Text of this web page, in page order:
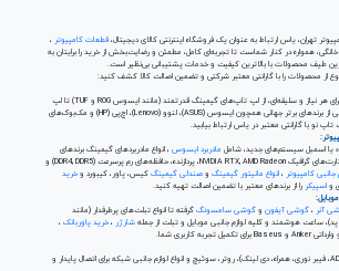
قطعات کامپیوتر
و لوازم جانبی، لوازم خانگی، همواره در کنار شماست تا تجربه‌ای کامل، مطمئن و رضایت‌بخش از خرید را برایتان به
طیف محصولات با بالاترین کیفیت و خدمات پشتیبانی بی‌نظیر است.
از محصولات را با گارانتی معتبر شرکتی و تضمین اصالت کالا کشف کنید:
برای هر نیاز و سلیقه‌ای، از لپ تاپ‌های گیمینگ قدرتمند (مانند ایسوس ROG و TUF) تا لپ
تاپ‌های دانشجویی، اداری و مهندسی از برندهای برتر جهانی همچون ایسوس (ASUS)، لنوو (Lenovo)، اچ‌پی (HP) و مک‌بوک‌های
تاپ نو با گارانتی معتبر در یاس ارتباط بیابید.
یا اسمبل سیستم‌های جدید، شامل مادربرد ایسوس ، انواع مادربردهای گیمینگ برندهای
مطرح ام اس آی و گیگابیت. خرید کارت‌های گرافیک NVIDIA RTX, AMD Radeon، پردازنده‌، حافظه‌های رم پرسرعت (DDR4, DDR5) و
جانبی کامپیوتر انواع مانیتور گیمینگ صندلی گیمینگ
خرید
اسپیکر
آنر گوشی آیفون گوشی سامسونگ گرفته تا انواع تبلت‌های پرطرفدار (مانند
ساعت هوشمند و کلیه لوازم جانبی موبایل و تبلت از جمله شارژر خرید پاوربانک
شامل جدیدترین مدل‌های مودم (ADSL، فیبر نوری، همراه، دی لینک)، روتر، سوئیچ و انواع لوازم جانبی شبکه برای اتصال پایدار و